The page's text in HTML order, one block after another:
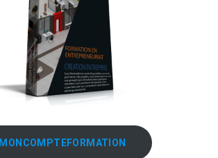
MONCOMPTEFORMATION